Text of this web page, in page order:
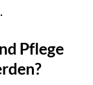
Pflege